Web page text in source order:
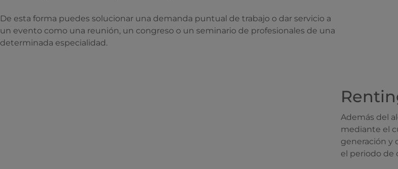
De esta forma puedes solucionar una demanda puntual de trabajo o dar servicio a
un evento como una reunión, un congreso o un seminario de profesionales de una
determinada especialidad.
Además del
mediante el
generación y
el periodo de